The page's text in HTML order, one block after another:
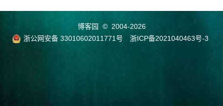
博客园
© 2004-2026
浙公网安备 33010602011771号
浙ICP备2021040463号-3